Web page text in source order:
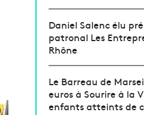
Daniel Salenc élu
patronal Les
Rhône
Le Barreau de
euros à Sourire à la
enfants atteints de